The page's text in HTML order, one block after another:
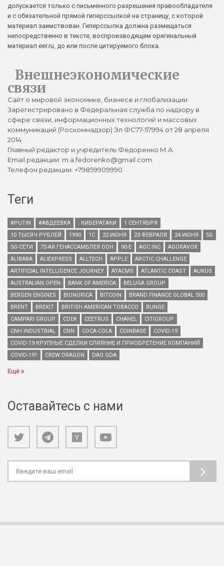
допускается только с письменного разрешения правообладателя
и с обязательной прямой гиперссылкой на страницу, с которой
материал заимствован. Гиперссылка должна размещаться
непосредственно в тексте, воспроизводящем оригинальный
материал eer.ru, до или после цитируемого блока.
Внешнеэкономические
связи
Сайт о мировой экономике, бизнесе и глобализации
Зарегистрировано в Федеральная служба по надзору в
сфере связи, информационных технологий и массовых
коммуникаций (Роскомнадзор) Эл ФС77-57994 от 28 апреля
2014
Главный редактор и учредитель Федоренко М.А.
Email редакции: m.a.fedorenko@gmail.com.
Телефон редакции: +79859909990
Теги
#PUTIN #АВДЕЕВКА . КИБЕРАТАКИ
1 СЕНТЯБРЯ
10 ТЫСЯЧ РУБЛЕЙ
1990 1С 22 ИЮНЯ 23 ФЕВРАЛЯ 24 ИЮНЯ
5G
5G-СЕТИ
75-АЯ ГЕНАССАМБЛЕЯ ООН 90-Е AGC INC
AGORAVOX
ALIBABA
ALIEXPRESS ALLTECH APPLE
ARCTIC CHALLENGE
ARTIFICIAL INTELLIGENCE JOURNEY
ATACMS ATLANTIC COAST
AUKUS
AUSTRALIAN OPEN
BANK OF AMERICA
BELUGA GROUP
BERGEN ENGINES
BIONORICA BITCOIN
BRAND FINANCE GLOBAL 500
BRENT
BREXIT BRITISH AMERICAN TOBACCO
BUNGE
CAMPARI GROUP
CDEK CEETRUS CHANEL
CITIGROUP
CNH INDUSTRIAL
CNN COCA-COLA COINBASE
COVID-19
COVID-19 КРУПНЫЕ СДЕЛКИ СЛИЯНИЕ И ПРИОБРЕТЕНИЕ КОМПАНИЙ
COVID-19?
CREW DRAGON DAO GDA
Ещё
Оставайтесь с нами